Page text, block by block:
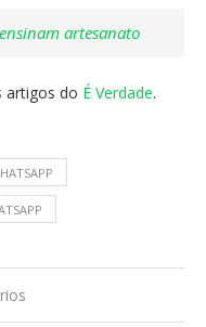
artesanato
artigos do É Verdade.